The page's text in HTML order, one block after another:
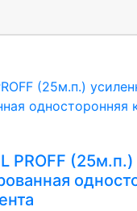
PROFF